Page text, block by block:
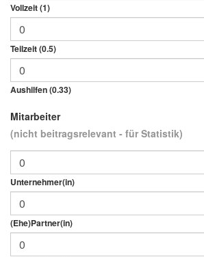
Vollzeit (1)
Teilzeit (0.5)
Aushilfen (0.33)
Mitarbeiter
(nicht beitragsrelevant - für Statistik)
Unternehmer(in)
(Ehe)Partner(in)